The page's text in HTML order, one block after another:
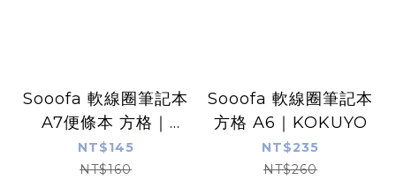
Sooofa 軟線圈筆記本
A7便條本 方格｜
KOKUYO
NT$145
NT$160
Sooofa 軟線圈筆記本
方格 A6｜KOKUYO
NT$235
NT$260